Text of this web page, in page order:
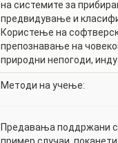
на системите за
предвидување и
Користење на
препознавање на
природни непогоди,
Методи на учење:
Предавања поддржани